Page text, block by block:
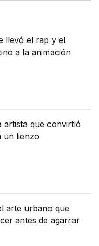
llevó el rap y el
a la animación
artista que convirtió
un lienzo
arte urbano que
antes de agarrar